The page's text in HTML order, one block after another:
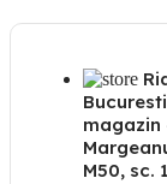
magazin
M50, sc. 1